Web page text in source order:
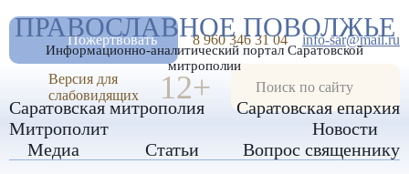
РАЗМЕР ШРИФТА А А А
ИЗОБРАЖЕНИЯ
ПРАВОСЛАВНОЕ ПОВОЛЖЬЕ
Информационно-аналитический портал Саратовской
митрополии
Пожертвовать 8 960 346 31 04 info-sar@mail.ru
Версия для
слабовидящих
12+
Саратовская митрополия
Саратовская епархия
Митрополит
Новости
Медиа
Статьи Вопрос священнику